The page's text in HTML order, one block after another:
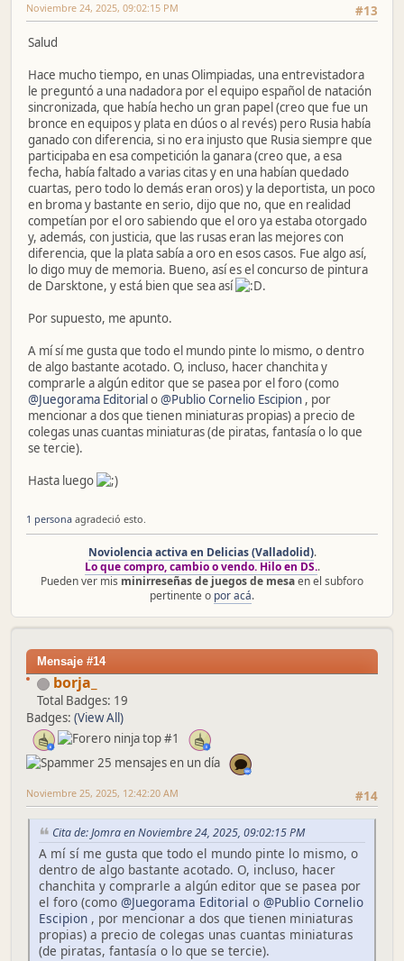
#13
Noviembre 24, 2025, 09:02:15 PM
Salud
Hace mucho tiempo, en unas Olimpiadas, una entrevistadora
le preguntó a una nadadora por el equipo español de natación
sincronizada, que había hecho un gran papel (creo que fue un
bronce en equipos y plata en dúos o al revés) pero Rusia había
ganado con diferencia, si no era injusto que Rusia siempre que
participaba en esa competición la ganara (creo que, a esa
fecha, había faltado a varias citas y en una habían quedado
cuartas, pero todo lo demás eran oros) y la deportista, un poco
en broma y bastante en serio, dijo que no, que en realidad
competían por el oro sabiendo que el oro ya estaba otorgado
y, además, con justicia, que las rusas eran las mejores con
diferencia, que la plata sabía a oro en esos casos. Fue algo así,
lo digo muy de memoria. Bueno, así es el concurso de pintura
de Darsktone, y está bien que sea así
.
Por supuesto, me apunto.
A mí sí me gusta que todo el mundo pinte lo mismo, o dentro
de algo bastante acotado. O, incluso, hacer chanchita y
comprarle a algún editor que se pasea por el foro (como
@Juegorama Editorialo@Publio Cornelio Escipion , por
mencionar a dos que tienen miniaturas propias) a precio de
colegas unas cuantas miniaturas (de piratas, fantasía o lo que
se tercie).
Hasta luego
1 persona agradeció esto.
Noviolencia activa en Delicias (Valladolid).
Lo que compro, cambio o vendo. Hilo en DS..
Pueden ver mis minirreseñas de juegos de mesaen el subforo
pertinente o por acá.
Mensaje #14
borja_
Total Badges: 19
Badges: (View All)
#14
Noviembre 25, 2025, 12:42:20 AM
Cita de: Jomra en Noviembre 24, 2025, 09:02:15 PM
A mí sí me gusta que todo el mundo pinte lo mismo, o
dentro de algo bastante acotado. O, incluso, hacer
chanchita y comprarle a algún editor que se pasea por
el foro (como @Juegorama Editorial o @Publio Cornelio
Escipion , por mencionar a dos que tienen miniaturas
propias) a precio de colegas unas cuantas miniaturas
(de piratas, fantasía o lo que se tercie).